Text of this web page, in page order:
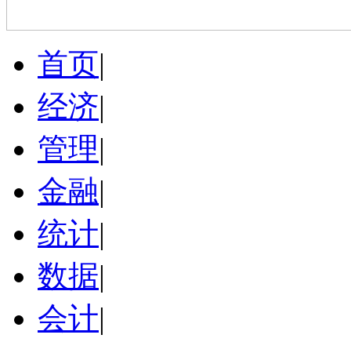
首页|
经济|
管理|
金融|
统计|
数据|
会计|